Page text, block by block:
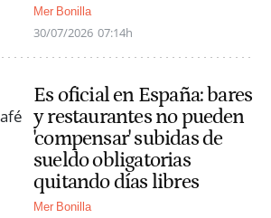
Mer Bonilla
30/07/2026 07:14h
Es oficial en España: bares
y restaurantes no pueden
'compensar' subidas de
sueldo obligatorias
quitando días libres
Mer Bonilla